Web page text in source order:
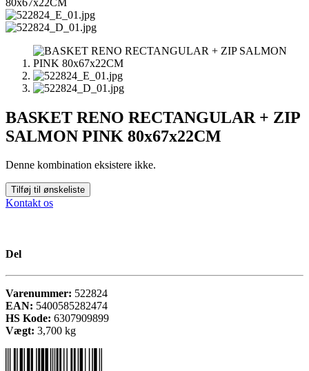
BASKET RENO RECTANGULAR + ZIP
SALMON PINK 80x67x22CM
Denne kombination eksistere ikke.
Tilføj til ønskeliste
Kontakt os
Del
Varenummer: 522824
EAN: 5400585282474
HS Kode: 6307909899
Vægt: 3,700 kg